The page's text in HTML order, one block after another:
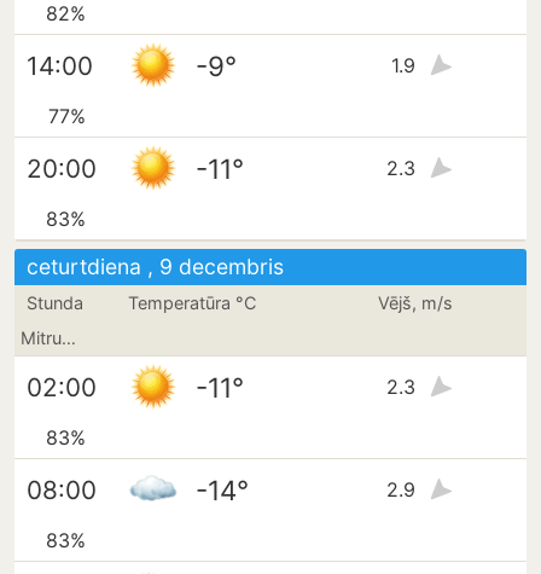
82%
14:00 -9° 1.9
77%
20:00 -11° 2.3
83%
ceturtdiena , 9 decembris
Stunda Temperatūra °C
Vējš, m/s
Mitrums
02:00 -11° 2.3
83%
08:00 -14° 2.9
83%